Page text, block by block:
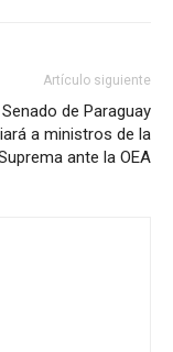
Artículo siguiente
Senado de Paraguay
a ministros de la
ante la OEA